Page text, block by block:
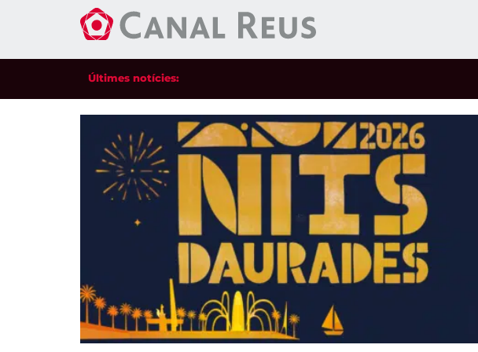
Últimes notícies: